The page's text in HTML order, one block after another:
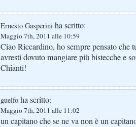
Ernesto Gasperini ha scritto:
Maggio 7th, 2011 alle 10:59
Ciao Riccardino, ho sempre pensato che
avresti dovuto mangiare più bistecche e
Chianti!
guelfo ha scritto:
Maggio 7th, 2011 alle 11:02
un capitano che se ne va non è un